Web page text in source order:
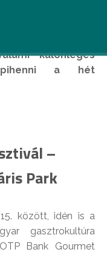
különleges
a hét
–
Park
között, idén is a
gasztrokultúra
Bank Gourmet